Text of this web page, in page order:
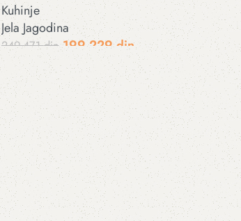
Kuhinje
Jela Jagodina
249.471din 199.229din
Dodaj u korpu